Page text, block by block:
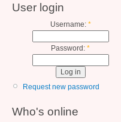
User login
Username: *
Password: *
Request new password
Who's online